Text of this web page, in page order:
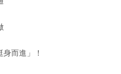
而進」！